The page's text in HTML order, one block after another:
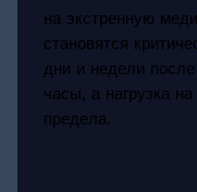
на экстренную
становятся
дни и недели
часы, а нагрузка
предела.